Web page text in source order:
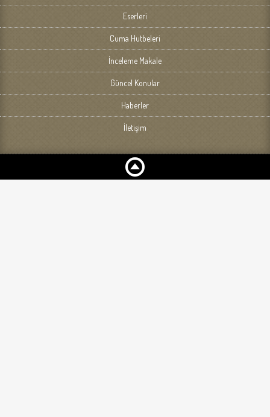
Eserleri
Cuma Hutbeleri
İnceleme Makale
Güncel Konular
Haberler
İletişim